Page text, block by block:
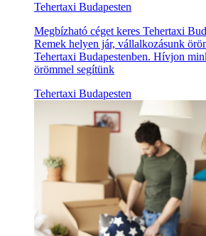
Tehertaxi Budapesten
Megbízható céget keres Tehertaxi
Remek helyen jár, vállalkozásunk
Tehertaxi Budapestenben. Hívjon
örömmel segítünk
Tehertaxi Budapesten